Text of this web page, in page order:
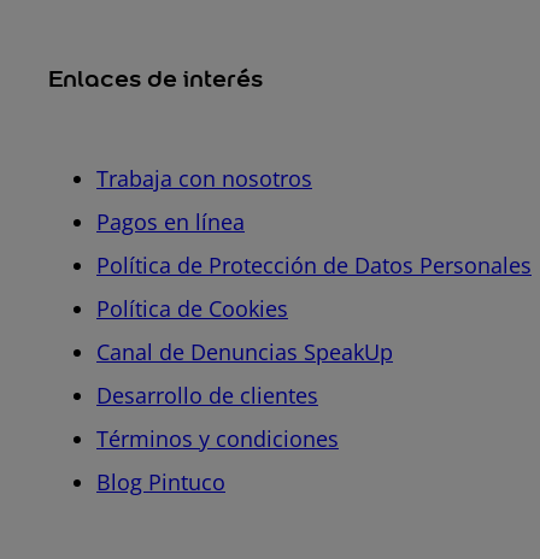
Enlaces de interés
Trabaja con nosotros
Pagos en línea
Política de Protección de Datos Personales
Política de Cookies
Canal de Denuncias SpeakUp
Desarrollo de clientes
Términos y condiciones
Blog Pintuco